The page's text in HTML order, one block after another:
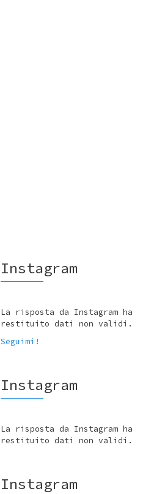
Instagram
La risposta da Instagram ha
restituito dati non validi.
Seguimi!
Instagram
La risposta da Instagram ha
restituito dati non validi.
Instagram